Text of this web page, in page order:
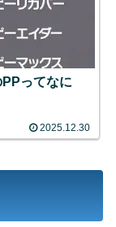
ってなに
2025.12.30